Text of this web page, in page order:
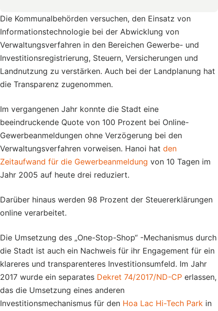
Die Kommunalbehörden versuchen, den Einsatz von
Informationstechnologie bei der Abwicklung von
Verwaltungsverfahren in den Bereichen Gewerbe- und
Investitionsregistrierung, Steuern, Versicherungen und
Landnutzung zu verstärken. Auch bei der Landplanung hat
die Transparenz zugenommen.
Im vergangenen Jahr konnte die Stadt eine
beeindruckende Quote von 100 Prozent bei Online-
Gewerbeanmeldungen ohne Verzögerung bei den
Verwaltungsverfahren vorweisen. Hanoi hat den
Zeitaufwand für die Gewerbeanmeldung von 10 Tagen im
Jahr 2005 auf heute drei reduziert.
Darüber hinaus werden 98 Prozent der Steuererklärungen
online verarbeitet.
Die Umsetzung des „One-Stop-Shop“ -Mechanismus durch
die Stadt ist auch ein Nachweis für ihr Engagement für ein
klareres und transparenteres Investitionsumfeld. Im Jahr
2017 wurde ein separates Dekret 74/2017/ND-CP erlassen,
das die Umsetzung eines anderen
Investitionsmechanismus für den Hoa Lac Hi-Tech Park in